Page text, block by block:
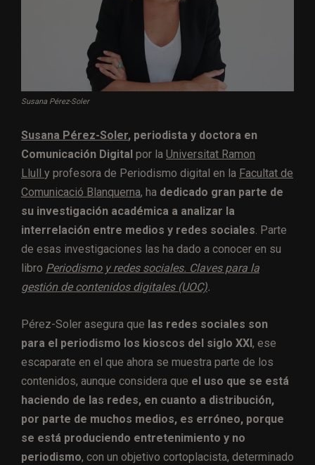
Susana Pérez-Soler
Susana Pérez-Soler, periodista y doctora en
Comunicación Digital por la Universitat Ramon
Llull y profesora de Periodismo digital en la Facultat de
Comunicació Blanquerna, ha dedicado gran parte de
su investigación académica a analizar la
interrelación entre medios y redes sociales. Parte
de esas investigaciones las ha dado a conocer en su
libro Periodismo y redes sociales. Claves para la
gestión de contenidos digitales (UOC).
Pérez-Soler asegura que las redes sociales son
para el periodismo los kioscos del siglo XXI , ese
escaparate en el que ahora se muestra parte de los
contenidos, aunque considera que el uso que se está
haciendo de las redes, en cuanto a distribución,
por parte de muchos medios, es erróneo, porque
se está produciendo entretenimiento y no
periodismo, con un objetivo cortoplacista, determinado